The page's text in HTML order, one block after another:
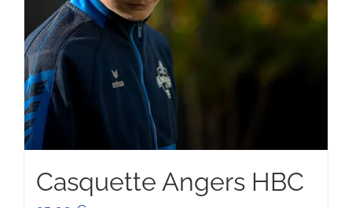
Casquette Angers HBC